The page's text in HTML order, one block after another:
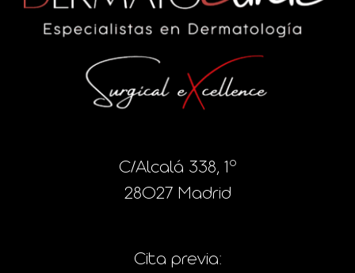
C/Alcalá 338, 1º
28027 Madrid
Cita previa: